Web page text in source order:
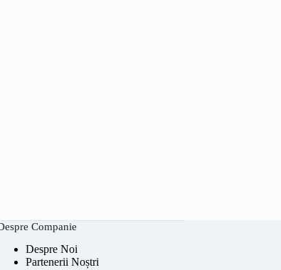
Companie
Despre Noi
Partenerii Noștri